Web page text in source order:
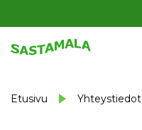
Etusivu Yhteystiedot